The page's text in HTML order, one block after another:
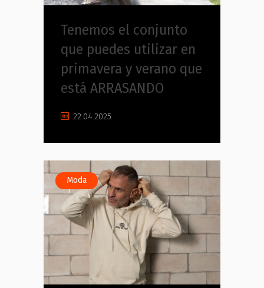
Tenemos el conjunto
que puedes utilizar en
primavera y verano que
está ARRASANDO
22.04.2025
Moda